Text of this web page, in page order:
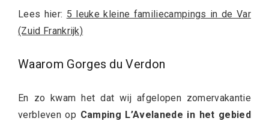
Lees hier: 5 leuke kleine familiecampings in de Var
(Zuid Frankrijk)
Waarom Gorges du Verdon
En zo kwam het dat wij afgelopen zomervakantie
verbleven op Camping L’Avelanede in het gebied